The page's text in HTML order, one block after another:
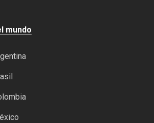
mundo